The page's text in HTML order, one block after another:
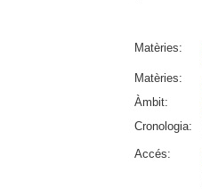
Matèries:
Matèries:
Àmbit:
Cronologia:
Accés: